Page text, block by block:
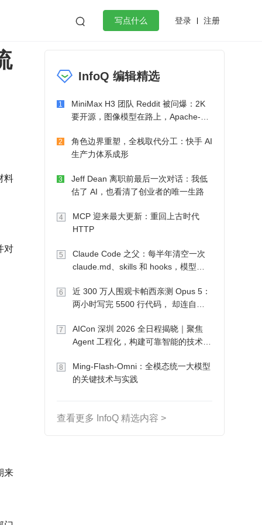
 写点什么 登录 注册
作
微服务架构 flutter
料
对
来
InfoQ 编辑精选
1
MiniMax H3 团队 Reddit 被问爆：2K
要开源，图像模型在路上，Apache-2.0
2
角色边界重塑，全栈取代分工：快手 AI
生产力体系成形
3
Jeff Dean 离职前最后一次对话：我低
估了 AI，也看清了创业者的唯一生路
4
MCP 迎来最大更新：重回上古时代
HTTP
5
Claude Code 之父：每半年清空一次
claude.md、skills 和 hooks，模型自
6
近 300 万人围观卡帕西亲测 Opus 5：
两小时写完 5500 行代码， 却连自己
7
AICon 深圳 2026 全日程揭晓｜聚焦
Agent 工程化，构建可靠智能的技术路
8
Ming-Flash-Omni：全模态统一大模型
的关键技术与实践
查看更多 InfoQ 精选内容 >